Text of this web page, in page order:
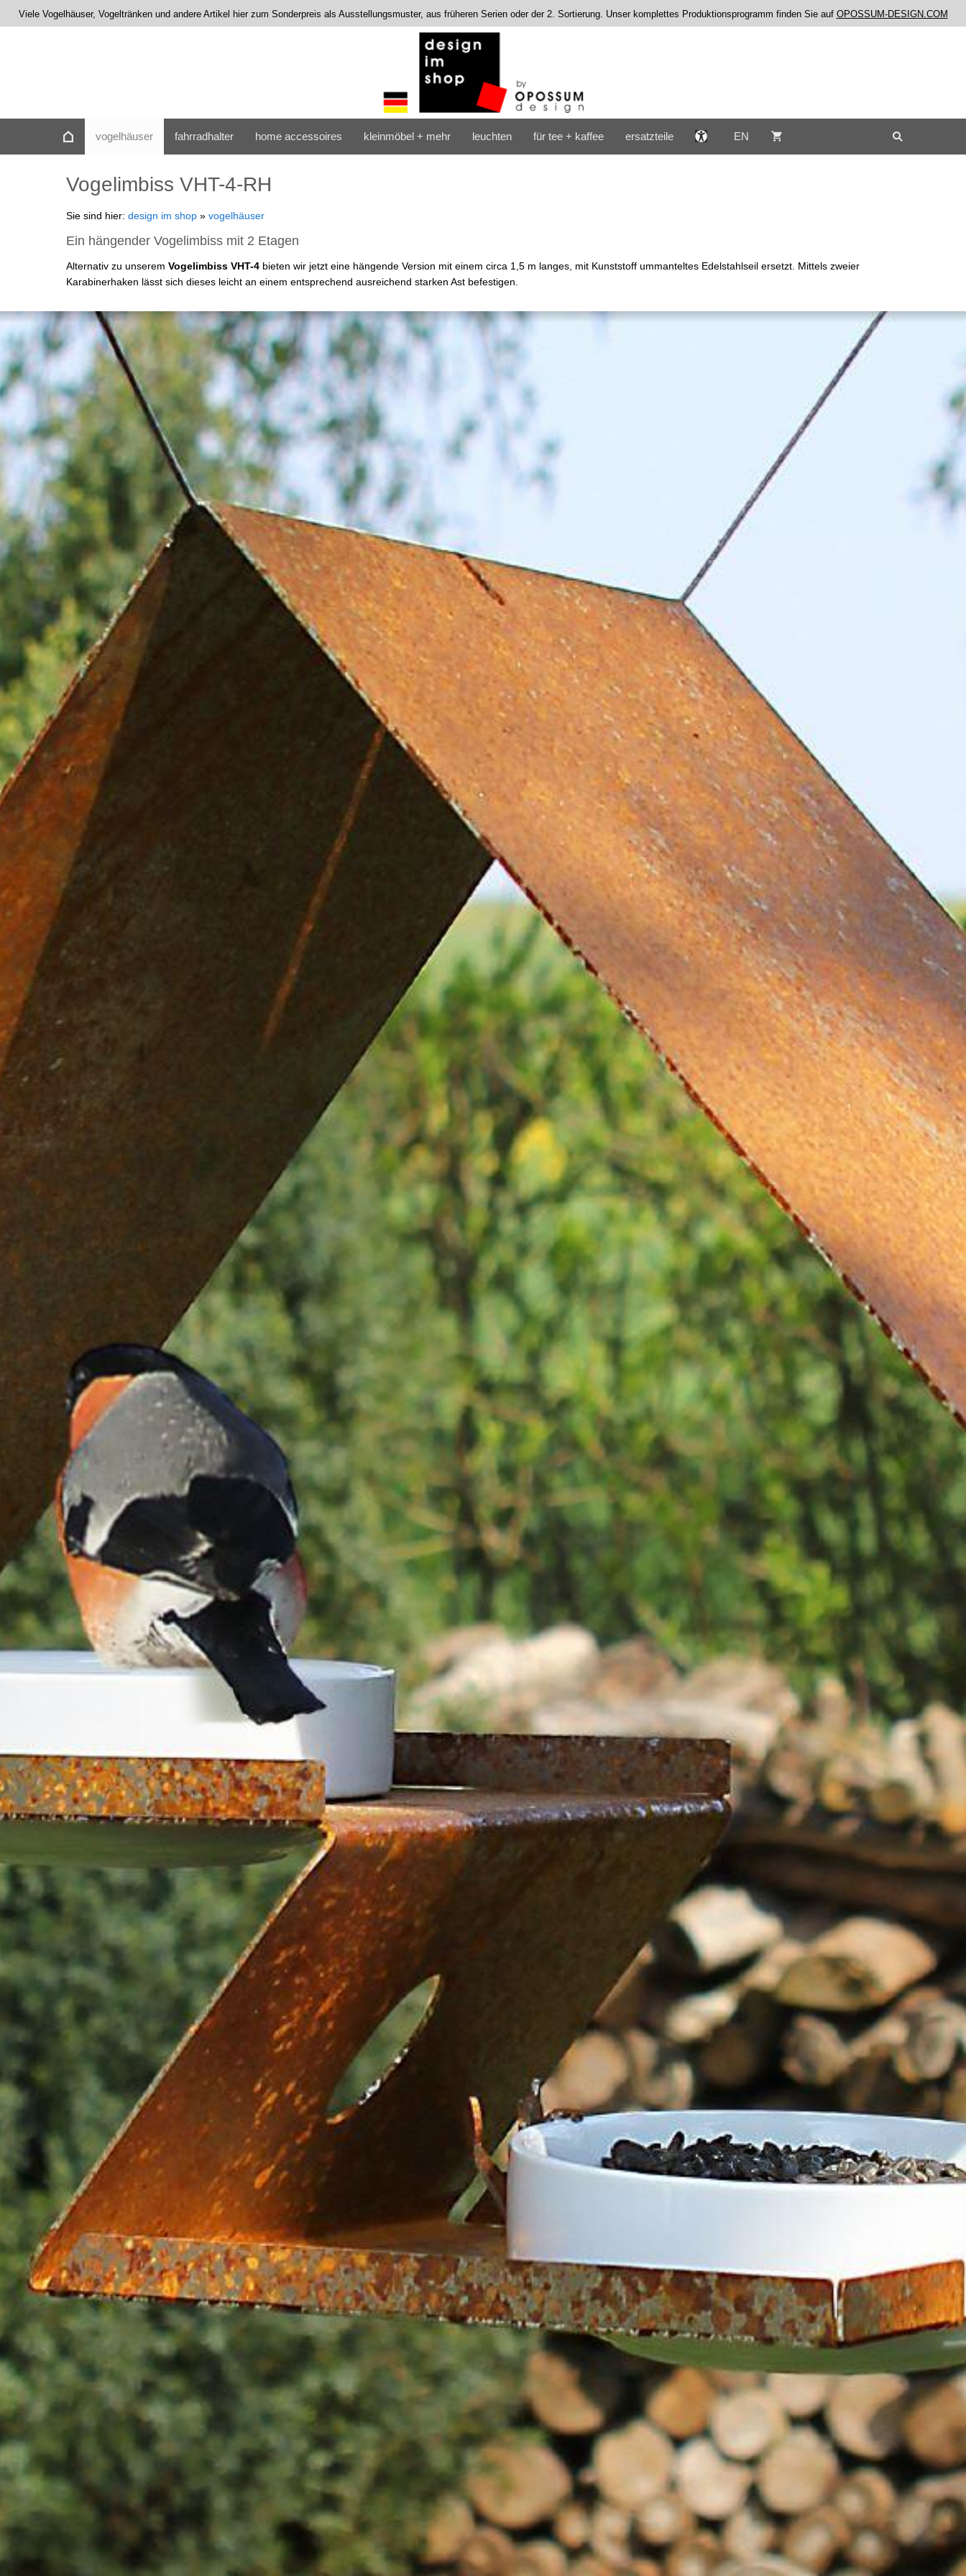
Viele Vogelhäuser, Vogeltränken und andere Artikel hier zum Sonderpreis als Ausstellungsmuster, aus früheren Serien oder der 2. Sortierung. Unser komplettes Produktionsprogramm finden Sie auf OPOSSUM-DESIGN.COM
vogelhäuser fahrradhalter home accessoires kleinmöbel + mehr leuchten für tee + kaffee ersatzteile EN
Vogelimbiss VHT-4-RH
Sie sind hier: design im shop » vogelhäuser
Ein hängender Vogelimbiss mit 2 Etagen
Alternativ zu unserem Vogelimbiss VHT-4 bieten wir jetzt eine hängende Version mit einem circa 1,5 m langes, mit Kunststoff ummanteltes Edelstahlseil ersetzt. Mittels zweier
Karabinerhaken lässt sich dieses leicht an einem entsprechend ausreichend starken Ast befestigen.